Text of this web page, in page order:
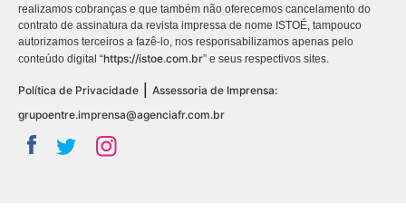
realizamos cobranças e que também não oferecemos cancelamento do
contrato de assinatura da revista impressa de nome ISTOÉ, tampouco
autorizamos terceiros a fazê-lo, nos responsabilizamos apenas pelo
conteúdo digital “https://istoe.com.br” e seus respectivos sites.
Política de Privacidade
Assessoria de Imprensa:
grupoentre.imprensa@agenciafr.com.br